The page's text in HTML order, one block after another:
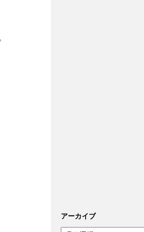
アーカイブ